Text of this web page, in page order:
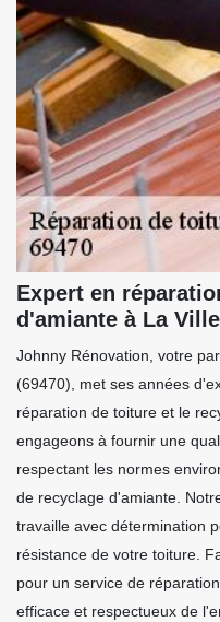
Expert en
d'amiante à La
Johnny Rénovation, votre
(69470), met ses années
réparation de toiture et le
engageons à fournir une
respectant les normes
de recyclage d'amiante.
travaille avec détermination
résistance de votre toiture.
pour un service de
efficace et respectueux de